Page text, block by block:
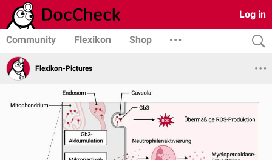
Log in
Community Flexikon Shop
Flexikon-Pictures